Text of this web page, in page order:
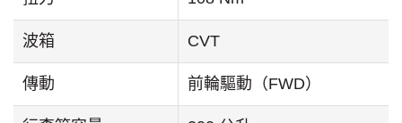
扭力 108 Nm
波箱 CVT
傳動 前輪驅動（FWD）